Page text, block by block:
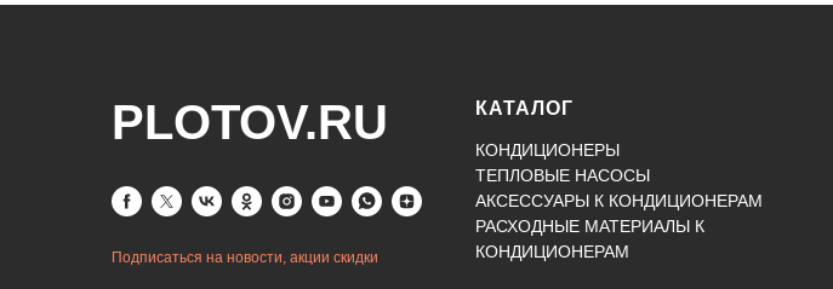
PLOTOV.RU
Подписаться на новости, акции скидки
КАТАЛОГ
КОНДИЦИОНЕРЫ
ТЕПЛОВЫЕ НАСОСЫ
АКСЕССУАРЫ К КОНДИЦИОНЕРАМ
РАСХОДНЫЕ МАТЕРИАЛЫ К
КОНДИЦИОНЕРАМ